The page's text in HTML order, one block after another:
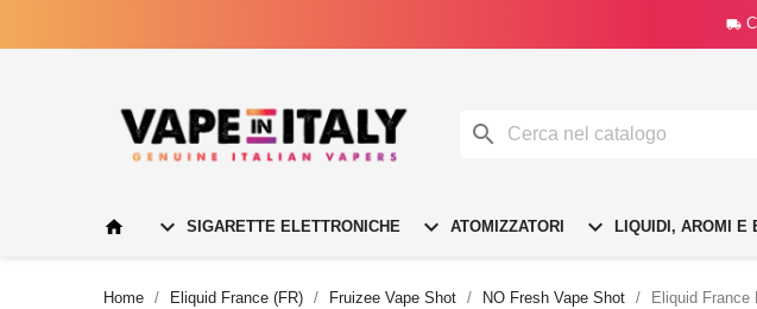


  SIGARETTE ELETTRONICHE  ATOMIZZATORI  LIQUIDI, AROMI E
Home Eliquid France (FR) Fruizee Vape Shot NO Fresh Vape Shot Eliquid France